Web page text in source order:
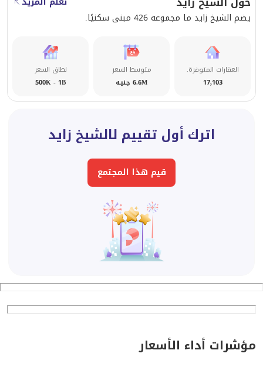
يضم الشيخ زايد ما مجموعه 426 مبنى سكنيًا.
العقارات المتوفرة.
17,103
متوسط السعر
6.6M جنيه
نطاق السعر
500K - 1B
اترك أول تقييم لالشيخ زايد
قيم هذا المجتمع
مؤشرات أداء الأسعار